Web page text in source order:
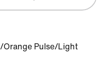
Orange Pulse/Light